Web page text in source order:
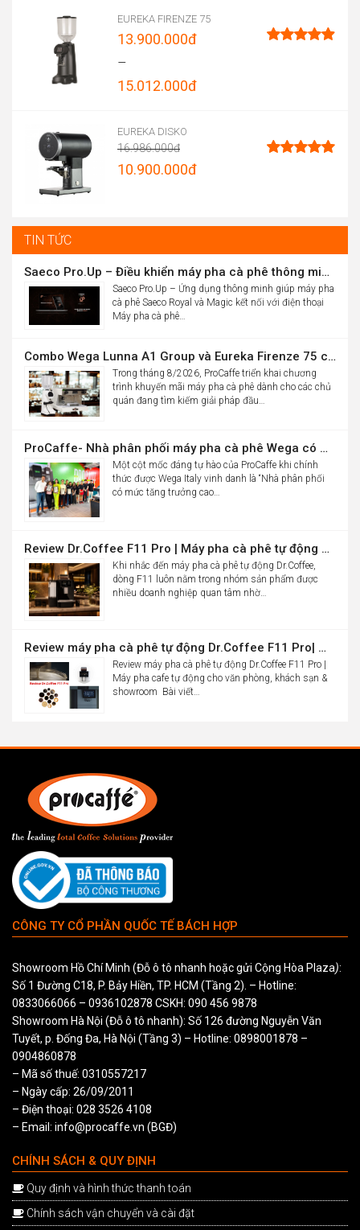
EUREKA FIRENZE 75
13.900.000đ
–
15.012.000đ
range:
13.900.000đ
through
15.012.000đ
EUREKA DISKO
16.986.000đ
Original
10.900.000đ
10.900.000đ.
TIN TỨC
Saeco Pro.Up – Điều khiển máy pha cà phê thông minh Saeco Royal & Magic bằng điện thoại
Saeco Pro.Up – Ứng dụng thông minh giúp máy pha
cà phê Saeco Royal và Magic kết nối với điện thoại
Máy pha cà phê…
Combo Wega Lunna A1 Group và Eureka Firenze 75 chỉ 61,9 triệu
Trong tháng 8/2026, ProCaffe triển khai chương
trình khuyến mãi máy pha cà phê dành cho các chủ
quán đang tìm kiếm giải pháp đầu…
ProCaffe- Nhà phân phối máy pha cà phê Wega có mức tăng trưởng cao nhất thế giới
Một cột mốc đáng tự hào của ProCaffe khi chính
thức được Wega Italy vinh danh là “Nhà phân phối
có mức tăng trưởng cao…
Review Dr.Coffee F11 Pro | Máy pha cà phê tự động cho văn phòng
Khi nhắc đến máy pha cà phê tự động Dr.Coffee,
dòng F11 luôn nằm trong nhóm sản phẩm được
nhiều doanh nghiệp quan tâm nhờ…
Review máy pha cà phê tự động Dr.Coffee F11 Pro| Máy pha cafe tự động cho văn phòng, khách sạn & showroom
Review máy pha cà phê tự động Dr.Coffee F11 Pro |
Máy pha cafe tự động cho văn phòng, khách sạn &
showroom Bài viết…
CÔNG TY CỔ PHẦN QUỐC TẾ BÁCH HỢP
Showroom Hồ Chí Minh (Đỗ ô tô nhanh hoặc gửi Cộng Hòa Plaza):
Số 1 Đường C18, P. Bảy Hiền, TP. HCM (Tầng 2). – Hotline:
0833066066 – 0936102878 CSKH: 090 456 9878
Showroom Hà Nội (Đỗ ô tô nhanh): Số 126 đường Nguyễn Văn
Tuyết, p. Đống Đa, Hà Nội (Tầng 3) – Hotline: 0898001878 –
0904860878
– Mã số thuế: 0310557217
– Ngày cấp: 26/09/2011
– Điện thoại: 028 3526 4108
– Email: info@procaffe.vn (BGĐ)
CHÍNH SÁCH & QUY ĐỊNH
Quy định và hình thức thanh toán
Chính sách vận chuyển và cài đặt